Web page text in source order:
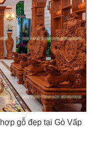
gỗ đẹp tại Gò Vấp